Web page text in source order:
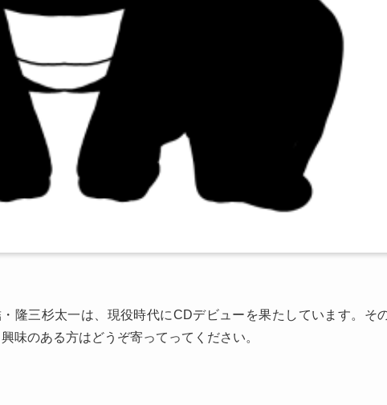
隆三杉太一は、現役時代にCDデビューを果たしています。そ
味のある方はどうぞ寄ってってください。